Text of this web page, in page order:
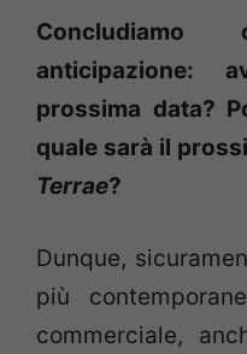
anticipazione:
prossima data?
quale sarà il
Terrae?
Dunque,
più
commerciale,